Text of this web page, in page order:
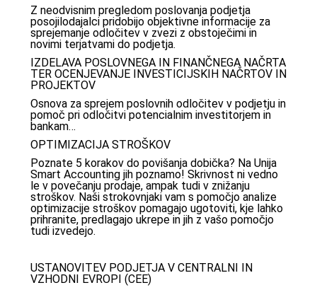
Z neodvisnim pregledom poslovanja podjetja
posojilodajalci pridobijo objektivne informacije za
sprejemanje odločitev v zvezi z obstoječimi in
novimi terjatvami do podjetja.
IZDELAVA POSLOVNEGA IN FINANČNEGA NAČRTA
TER OCENJEVANJE INVESTICIJSKIH NAČRTOV IN
PROJEKTOV
Osnova za sprejem poslovnih odločitev v podjetju in
pomoč pri odločitvi potencialnim investitorjem in
bankam…
OPTIMIZACIJA STROŠKOV
Poznate 5 korakov do povišanja dobička? Na Unija
Smart Accounting jih poznamo! Skrivnost ni vedno
le v povečanju prodaje, ampak tudi v znižanju
stroškov. Naši strokovnjaki vam s pomočjo analize
optimizacije stroškov pomagajo ugotoviti, kje lahko
prihranite, predlagajo ukrepe in jih z vašo pomočjo
tudi izvedejo.
USTANOVITEV PODJETJA V CENTRALNI IN
VZHODNI EVROPI (CEE)